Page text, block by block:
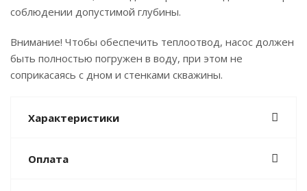
соблюдении допустимой глубины.
Внимание! Чтобы обеспечить теплоотвод, насос должен
быть полностью погружен в воду, при этом не
соприкасаясь с дном и стенками скважины.
Характеристики
Оплата